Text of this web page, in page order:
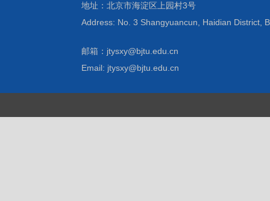
地址：北京市海淀区上园村3号
Address: No. 3 Shangyuancun, Haidian District,
邮箱：jtysxy@bjtu.edu.cn
Email: jtysxy@bjtu.edu.cn